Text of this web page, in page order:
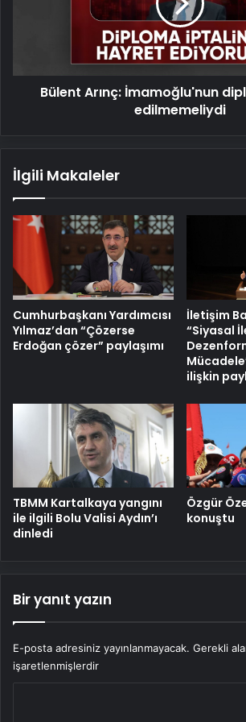
Bülent Arınç: İmamoğlu'nun
edilmemeliydi
İlgili Makaleler
Cumhurbaşkanı Yardımcısı
Yılmaz’dan “Çözerse
Erdoğan çözer” paylaşımı
İletişim
“Siyasal
ilişkin
TBMM Kartalkaya yangını
ile ilgili Bolu Valisi Aydın’ı
dinledi
Özgür
konuştu
Bir yanıt yazın
E-posta adresiniz yayınlanmayacak. Gerekli
işaretlenmişlerdir